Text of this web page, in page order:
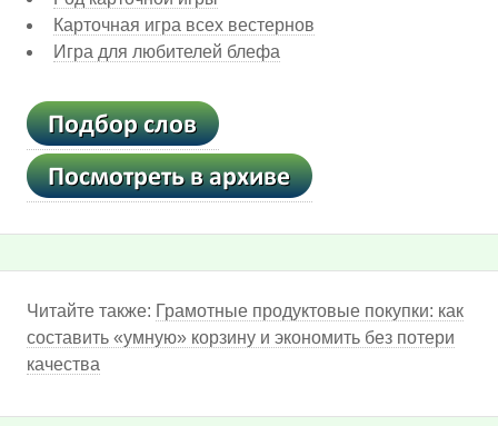
Карточная игра всех вестернов
Игра для любителей блефа
Читайте также: Грамотные продуктовые покупки: как
составить «умную» корзину и экономить без потери
качества